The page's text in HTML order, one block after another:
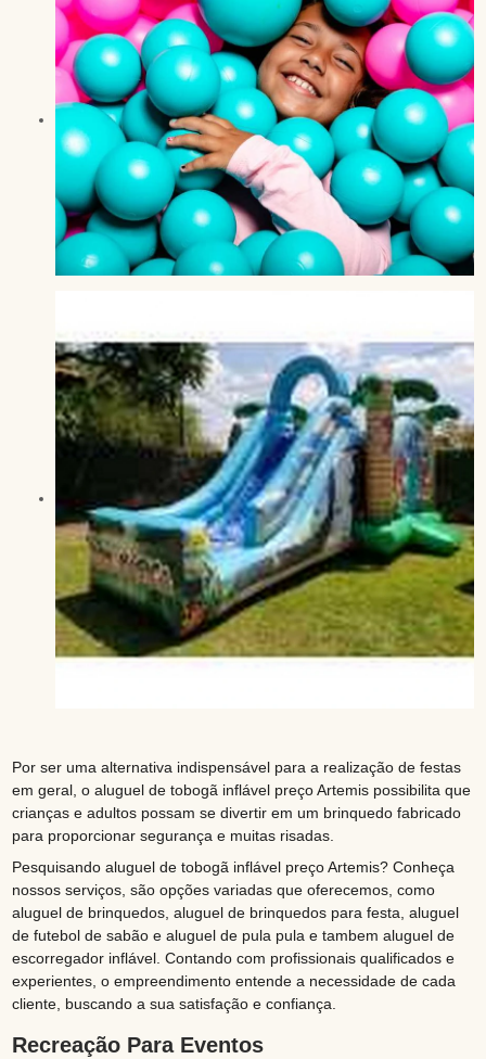
Por ser uma alternativa indispensável para a realização de festas
em geral, o aluguel de tobogã inflável preço Artemis possibilita que
crianças e adultos possam se divertir em um brinquedo fabricado
para proporcionar segurança e muitas risadas.
Pesquisando aluguel de tobogã inflável preço Artemis? Conheça
nossos serviços, são opções variadas que oferecemos, como
aluguel de brinquedos, aluguel de brinquedos para festa, aluguel
de futebol de sabão e aluguel de pula pula e tambem aluguel de
escorregador inflável. Contando com profissionais qualificados e
experientes, o empreendimento entende a necessidade de cada
cliente, buscando a sua satisfação e confiança.
Recreação Para Eventos